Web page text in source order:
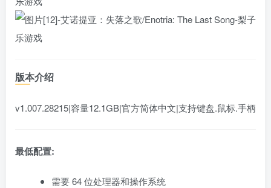
版本介绍
v1.007.28215|容量12.1GB|官方简体中文|支持键盘.鼠标.手柄
最低配置:
需要 64 位处理器和操作系统